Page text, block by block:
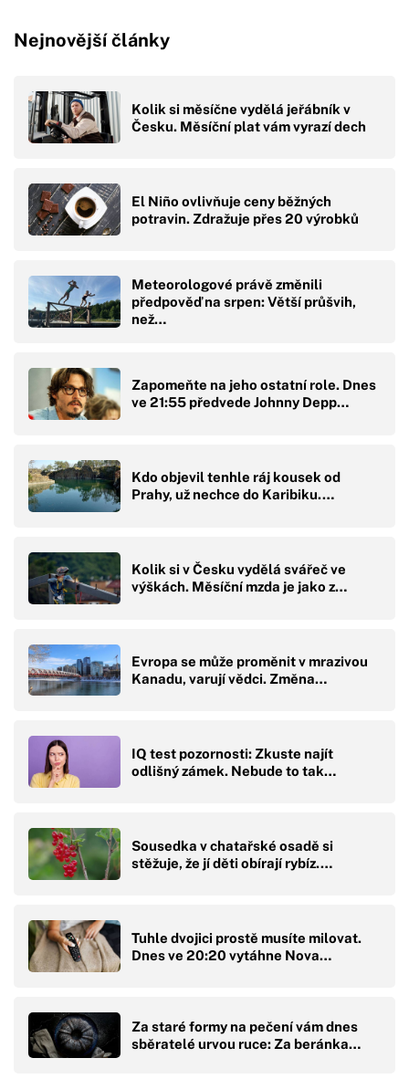
Nejnovější články
Kolik si měsíčne vydělá jeřábník v
Česku. Měsíční plat vám vyrazí dech
El Niño ovlivňuje ceny běžných
potravin. Zdražuje přes 20 výrobků
Meteorologové právě změnili
předpověď na srpen: Větší průšvih,
než…
Zapomeňte na jeho ostatní role. Dnes
ve 21:55 předvede Johnny Depp…
Kdo objevil tenhle ráj kousek od
Prahy, už nechce do Karibiku.…
Kolik si v Česku vydělá svářeč ve
výškách. Měsíční mzda je jako z…
Evropa se může proměnit v mrazivou
Kanadu, varují vědci. Změna…
IQ test pozornosti: Zkuste najít
odlišný zámek. Nebude to tak…
Sousedka v chatařské osadě si
stěžuje, že jí děti obírají rybíz.…
Tuhle dvojici prostě musíte milovat.
Dnes ve 20:20 vytáhne Nova…
Za staré formy na pečení vám dnes
sběratelé urvou ruce: Za beránka…